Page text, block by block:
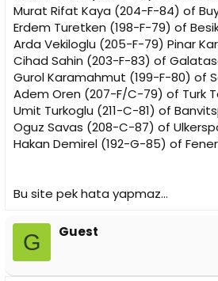
Murat Rifat Kaya (204-F-84) of
Erdem Turetken (198-F-79) of
Arda Vekiloglu (205-F-79) Pinar
Cihad Sahin (203-F-83) of
Gurol Karamahmut (199-F-80) of
Adem Oren (207-F/C-79) of Turk
Umit Turkoglu (211-C-81) of
Oguz Savas (208-C-87) of
Hakan Demirel (192-G-85) of
Bu site pek hata yapmaz...
G Guest